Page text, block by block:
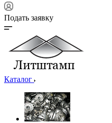
Подать заявку
Каталог